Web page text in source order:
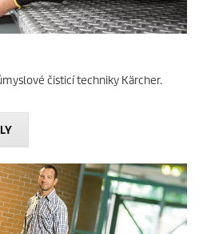
čisticí techniky Kärcher.